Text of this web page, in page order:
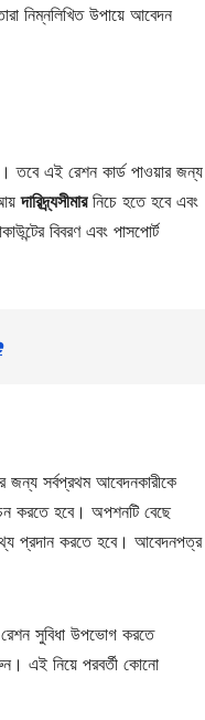
নিম্নলিখিত উপায়ে আবেদন
তবে এই রেশন কার্ড পাওয়ার জন্য
আয়দারিদ্র্যসীমারনিচে হতে হবে এবং
বিবরণ এবং পাসপোর্ট
জন্য সর্বপ্রথম আবেদনকারীকে
করতে হবে। অপশনটি বেছে
প্রদান করতে হবে। আবেদনপত্র
রেশন সুবিধা উপভোগ করতে
এই নিয়ে পরবর্তী কোনো